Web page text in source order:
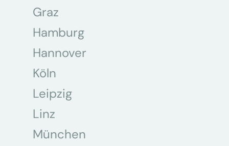
Graz
Hamburg
Hannover
Köln
Leipzig
Linz
München